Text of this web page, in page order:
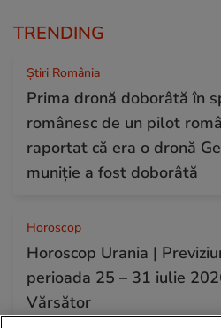
TRENDING
Știri România
Prima dronă doborâtă în
românesc de un pilot
raportat că era o dronă
muniție a fost doborâtă
Horoscop
Horoscop Urania |
perioada 25 – 31 iulie
Vărsător